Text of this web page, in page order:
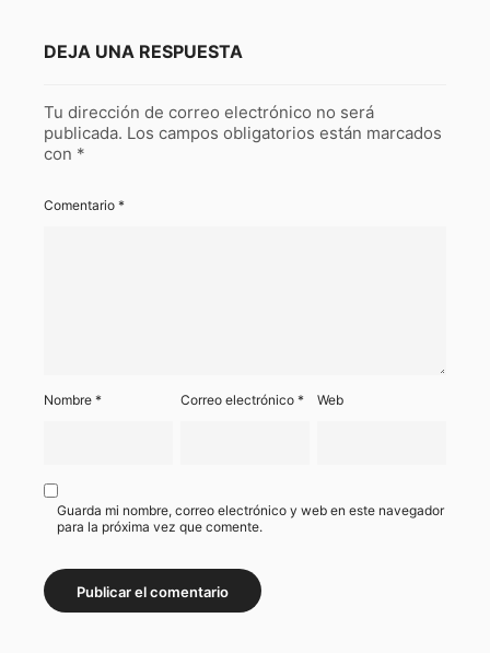
DEJA UNA RESPUESTA
Tu dirección de correo electrónico no será
publicada. Los campos obligatorios están marcados
con *
Comentario *
Nombre * Correo electrónico* Web
Guarda mi nombre, correo electrónico y web en este navegador
para la próxima vez que comente.